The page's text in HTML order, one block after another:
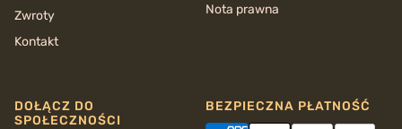
Zwroty
Kontakt
Nota prawna
DOŁĄCZ DO
SPOŁECZNOŚCI
BEZPIECZNA PŁATNOŚĆ